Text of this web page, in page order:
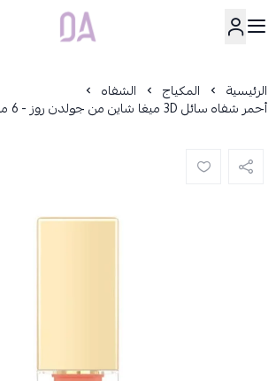
Dar Alamirat
الرئيسية المكياج الشفاه
أحمر شفاه سائل 3D ميغا شاين من جولدن روز - 6 مل